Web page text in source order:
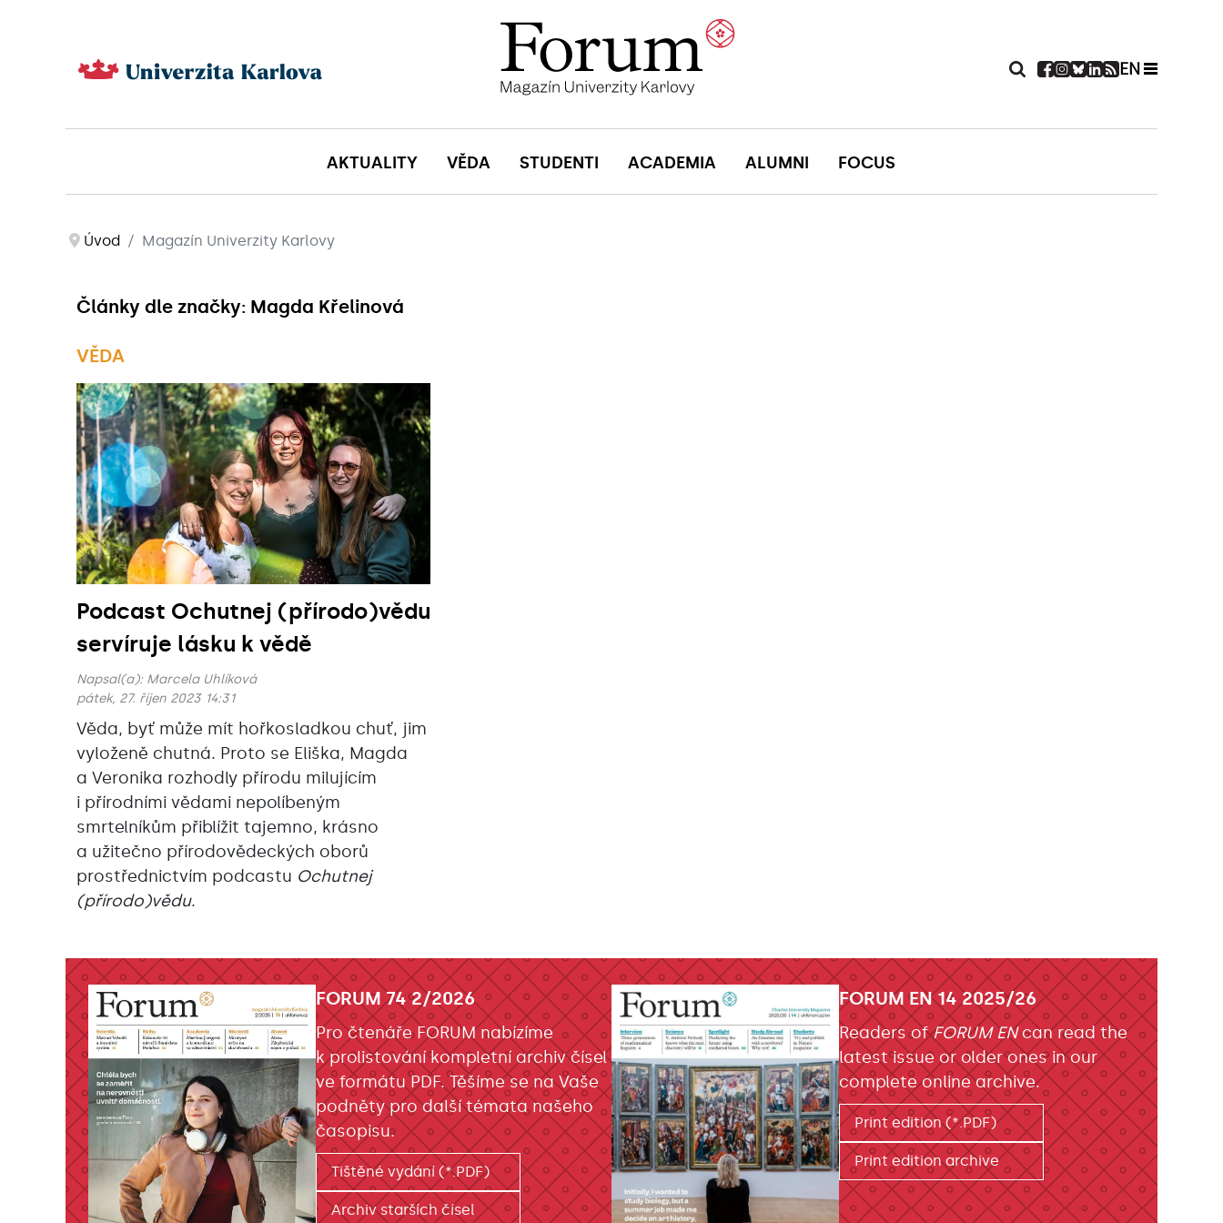
EN
AKTUALITY VĚDA STUDENTI ACADEMIA ALUMNI FOCUS
Úvod Magazín Univerzity Karlovy
Články dle značky: Magda Křelinová
VĚDA
Podcast Ochutnej (přírodo)vědu
servíruje lásku k vědě
Napsal(a): Marcela Uhlíková
pátek, 27. říjen 2023 14:31
Věda, byť může mít hořkosladkou chuť, jim
vyloženě chutná. Proto se Eliška, Magda
a Veronika rozhodly přírodu milujícím
i přírodními vědami nepolíbeným
smrtelníkům přiblížit tajemno, krásno
a užitečno přírodovědeckých oborů
prostřednictvím podcastu Ochutnej
(přírodo)vědu.
FORUM 74 2/2026
Pro čtenáře FORUM nabízíme
k prolistování kompletní archiv čísel
ve formátu PDF. Těšíme se na Vaše
podněty pro další témata našeho
časopisu.
Tištěné vydání (*.PDF)
Archiv starších čísel
FORUM EN 14 2025/26
Readers ofFORUM ENcan read the
latest issue or older ones in our
complete online archive.
Print edition (*.PDF)
Print edition archive